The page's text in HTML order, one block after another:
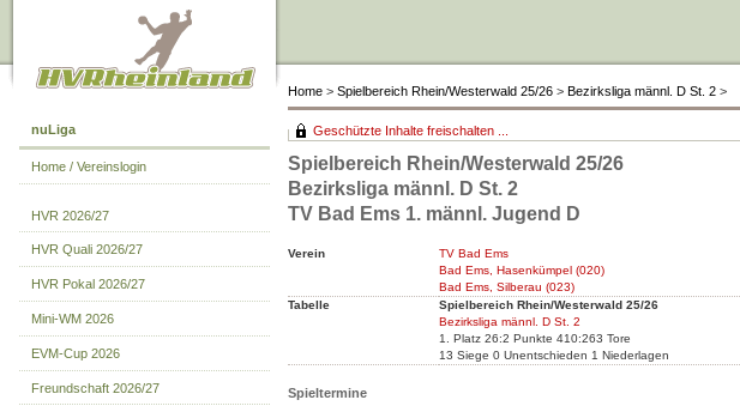
Home > Spielbereich Rhein/Westerwald 25/26 > Bezirksliga männl. D St. 2 >
nuLiga
Home / Vereinslogin
HVR 2026/27
HVR Quali 2026/27
HVR Pokal 2026/27
Mini-WM 2026
EVM-Cup 2026
Freundschaft 2026/27
Geschützte Inhalte freischalten ...
Spielbereich Rhein/Westerwald 25/26
Bezirksliga männl. D St. 2
TV Bad Ems 1. männl. Jugend D
Verein
TV Bad Ems
Bad Ems, Hasenkümpel (020)
Bad Ems, Silberau (023)
Tabelle
Spielbereich Rhein/Westerwald 25/26
Bezirksliga männl. D St. 2
1. Platz 26:2 Punkte 410:263 Tore
13 Siege 0 Unentschieden 1 Niederlagen
Spieltermine